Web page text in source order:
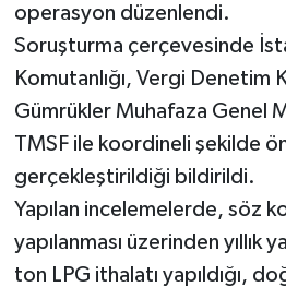
operasyon düzenlendi.
Soruşturma çerçevesinde
Komutanlığı, Vergi Denetim
Gümrükler Muhafaza Genel
TMSF ile koordineli şekilde
gerçekleştirildiği bildirildi.
Yapılan incelemelerde, söz
yapılanması üzerinden yıllık
ton LPG ithalatı yapıldığı,